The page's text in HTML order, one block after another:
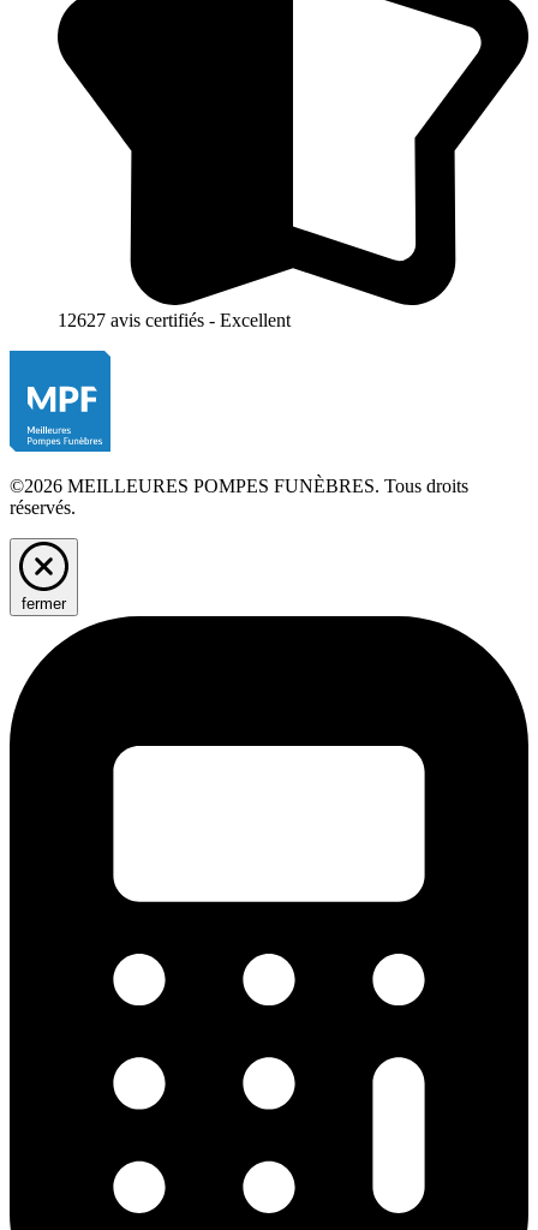
12627 avis certifiés - Excellent
©2026 MEILLEURES POMPES FUNÈBRES. Tous droits
réservés.
fermer